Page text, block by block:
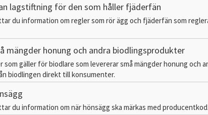
lagstiftning för den som håller fjäderfän
du information om regler som rör ägg och fjäderfän som
mängder honung och andra biodlingsprodukter
som gäller för biodlare som levererar små mängder honung och
biodlingen direkt till konsumenter.
du information om när hönsägg ska märkas med producentkod.